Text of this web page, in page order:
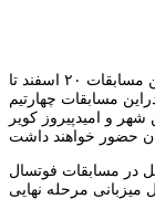
به گزارش پایگاه خبری قارتال،صمد نوتاش گفت: این مسابقات ۲۰ اسفند تا
مسابقات چهارتیم
و امیدپیروز کویر
در مسابقات فوتسال
میزبانی مرحله نهایی